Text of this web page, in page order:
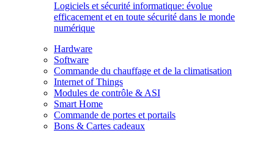
Logiciels et sécurité informatique: évolue
efficacement et en toute sécurité dans le monde
numérique
Hardware
Software
Commande du chauffage et de la climatisation
Internet of Things
Modules de contrôle & ASI
Smart Home
Commande de portes et portails
Bons & Cartes cadeaux